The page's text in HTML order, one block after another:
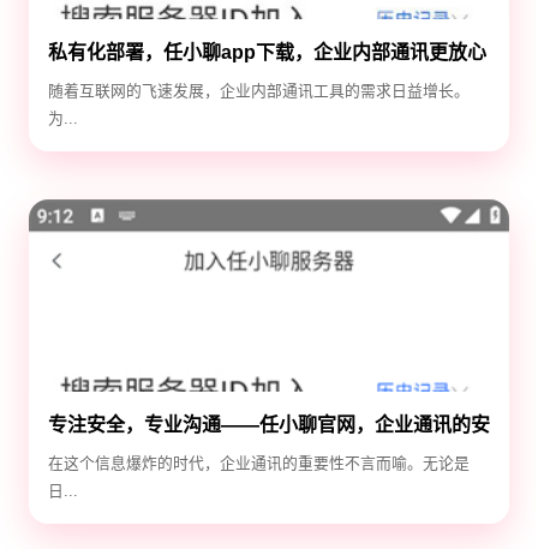
私有化部署，任小聊app下载，企业内部通讯更放心
随着互联网的飞速发展，企业内部通讯工具的需求日益增长。
为...
专注安全，专业沟通——任小聊官网，企业通讯的安
全守护神
在这个信息爆炸的时代，企业通讯的重要性不言而喻。无论是
日...